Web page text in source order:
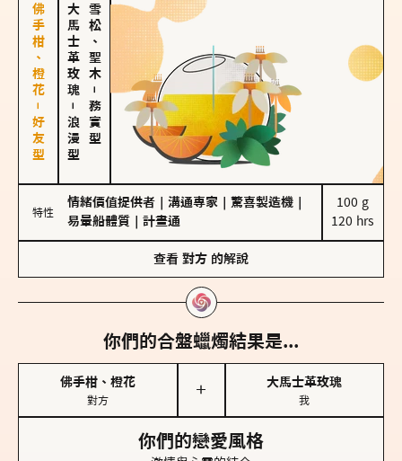
佛手柑、橙花－好友型 大馬士革玫瑰
－
浪漫型
雪松、聖木
－
務實型
特性
情緒價值提供者 溝通專家 驚喜製造機
易暈船體質
計畫通
100 g
120 hrs
查看 對方 的解說
你們的合盤蠟燭結果是...
佛手柑、橙花
對方
＋
大馬士革玫瑰
我
你們的戀愛風格